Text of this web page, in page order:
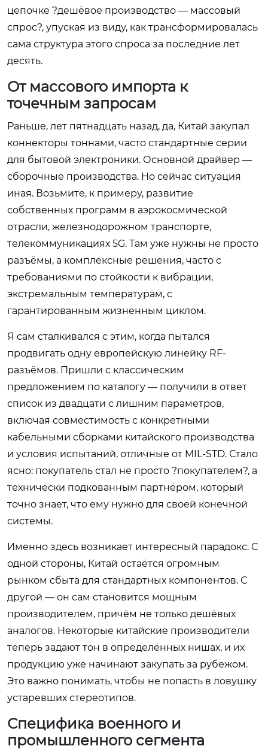
цепочке ?дешёвое производство — массовый
спрос?, упуская из виду, как трансформировалась
сама структура этого спроса за последние лет
десять.
От массового импорта к
точечным запросам
Раньше, лет пятнадцать назад, да, Китай закупал
коннекторы тоннами, часто стандартные серии
для бытовой электроники. Основной драйвер —
сборочные производства. Но сейчас ситуация
иная. Возьмите, к примеру, развитие
собственных программ в аэрокосмической
отрасли, железнодорожном транспорте,
телекоммуникациях 5G. Там уже нужны не просто
разъёмы, а комплексные решения, часто с
требованиями по стойкости к вибрации,
экстремальным температурам, с
гарантированным жизненным циклом.
Я сам сталкивался с этим, когда пытался
продвигать одну европейскую линейку RF-
разъёмов. Пришли с классическим
предложением по каталогу — получили в ответ
список из двадцати с лишним параметров,
включая совместимость с конкретными
кабельными сборками китайского производства
и условия испытаний, отличные от MIL-STD. Стало
ясно: покупатель стал не просто ?покупателем?, а
технически подкованным партнёром, который
точно знает, что ему нужно для своей конечной
системы.
Именно здесь возникает интересный парадокс. С
одной стороны, Китай остаётся огромным
рынком сбыта для стандартных компонентов. С
другой — он сам становится мощным
производителем, причём не только дешёвых
аналогов. Некоторые китайские производители
теперь задают тон в определённых нишах, и их
продукцию уже начинают закупать за рубежом.
Это важно понимать, чтобы не попасть в ловушку
устаревших стереотипов.
Специфика военного и
промышленного сегмента